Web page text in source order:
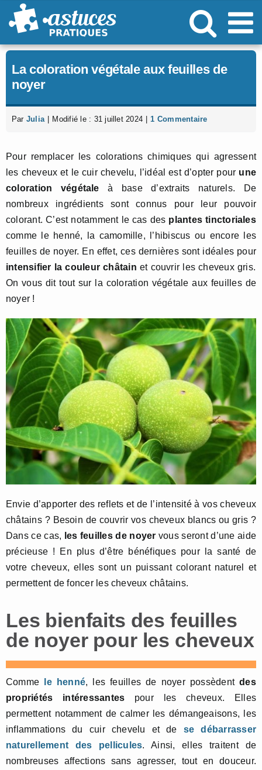
Passer
au
La coloration végétale aux feuilles de
noyer
Par Julia Modifié le : 31 juillet 2024 1 Commentaire
Pour remplacer les colorations chimiques qui agressent
les cheveux et le cuir chevelu, l’idéal est d’opter pour une
coloration végétale à base d’extraits naturels. De
nombreux ingrédients sont connus pour leur pouvoir
colorant. C’est notamment le cas des plantes tinctoriales
comme le henné, la camomille, l’hibiscus ou encore les
feuilles de noyer. En effet, ces dernières sont idéales pour
intensifier la couleur châtain et couvrir les cheveux gris.
On vous dit tout sur la coloration végétale aux feuilles de
noyer !
Envie d’apporter des reflets et de l’intensité à vos cheveux
châtains ? Besoin de couvrir vos cheveux blancs ou gris ?
Dans ce cas, les feuilles de noyer vous seront d’une aide
précieuse ! En plus d’être bénéfiques pour la santé de
votre cheveux, elles sont un puissant colorant naturel et
permettent de foncer les cheveux châtains.
Les bienfaits des feuilles
de noyer pour les cheveux
Comme le henné, les feuilles de noyer possèdentdes
propriétés intéressantes pour les cheveux. Elles
permettent notamment de calmer les démangeaisons, les
inflammations du cuir chevelu et de se débarrasser
naturellement des pellicules. Ainsi, elles traitent de
nombreuses affections sans agresser, tout en douceur.